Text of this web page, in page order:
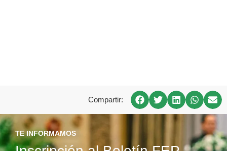
Compartir:
TE INFORMAMOS